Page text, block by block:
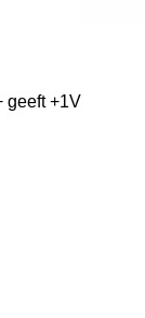
geeft +1V